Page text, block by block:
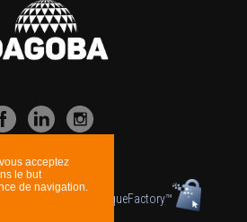
acceptez
le but
de navigation.
la technologie BoutiqueFactory™